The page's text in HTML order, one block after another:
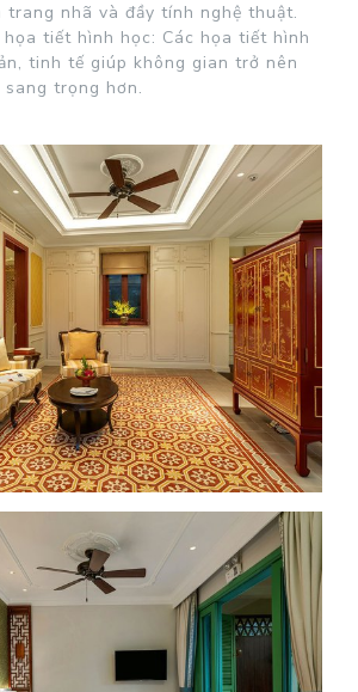
trang nhã và đầy tính nghệ thuật.
họa tiết hình học: Các họa tiết hình
tinh tế giúp không gian trở nên
sang trọng hơn.